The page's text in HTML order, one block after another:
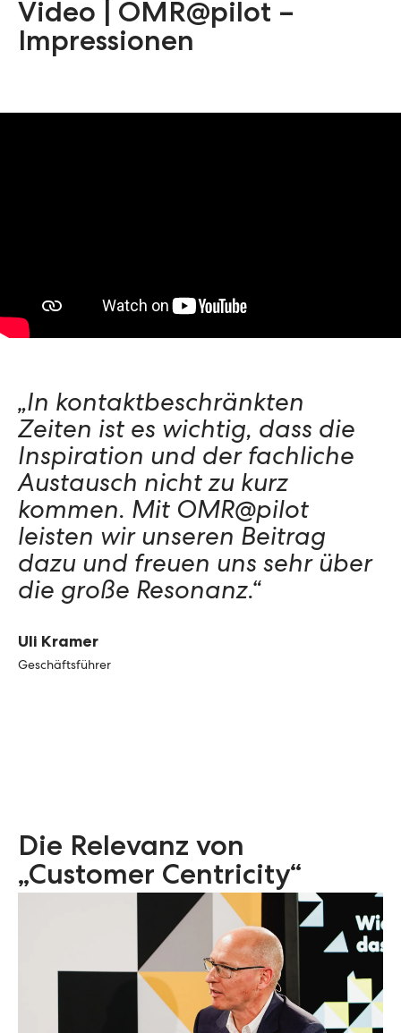
Video | OMR@pilot –
Impressionen
„In kontaktbeschränkten
Zeiten ist es wichtig, dass die
Inspiration und der fachliche
Austausch nicht zu kurz
kommen. Mit OMR@pilot
leisten wir unseren Beitrag
dazu und freuen uns sehr über
die große Resonanz.“
Uli Kramer
Geschäftsführer
Die Relevanz von
„Customer Centricity“